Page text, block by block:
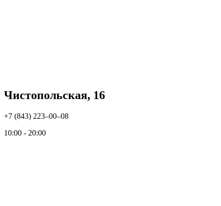
Чистопольская, 16
+7 (843) 223‒00‒08
10:00 - 20:00